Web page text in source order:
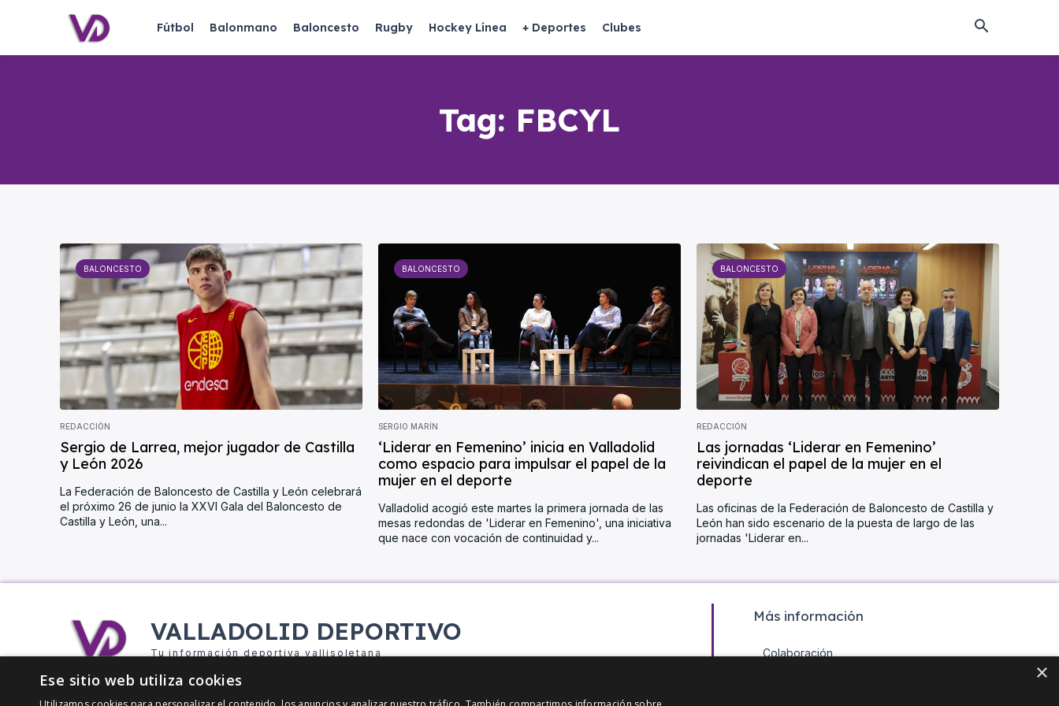
Fútbol Balonmano Baloncesto Rugby Hockey Línea + Deportes Clubes
Tag: FBCYL
BALONCESTO
REDACCIÓN
Sergio de Larrea, mejor jugador de Castilla
y León 2026
La Federación de Baloncesto de Castilla y León celebrará
el próximo 26 de junio la XXVI Gala del Baloncesto de
Castilla y León, una...
BALONCESTO
SERGIO MARÍN
‘Liderar en Femenino’ inicia en Valladolid
como espacio para impulsar el papel de la
mujer en el deporte
Valladolid acogió este martes la primera jornada de las
mesas redondas de 'Liderar en Femenino', una iniciativa
que nace con vocación de continuidad y...
BALONCESTO
REDACCIÓN
Las jornadas ‘Liderar en Femenino’
reivindican el papel de la mujer en el
deporte
Las oficinas de la Federación de Baloncesto de Castilla y
León han sido escenario de la puesta de largo de las
jornadas 'Liderar en...
VALLADOLID DEPORTIVO
Tu información deportiva vallisoletana
Más información
Colaboración
×
Ese sitio web utiliza cookies